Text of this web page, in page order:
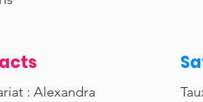
: Alexandra